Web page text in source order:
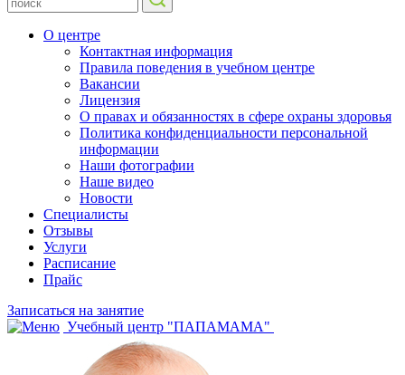
О центре
Контактная информация
Правила поведения в учебном центре
Вакансии
Лицензия
О правах и обязанностях в сфере охраны здоровья
Политика конфиденциальности персональной
информации
Наши фотографии
Наше видео
Новости
Специалисты
Отзывы
Услуги
Расписание
Прайс
Записаться на занятие
Учебный центр "ПАПАМАМА"